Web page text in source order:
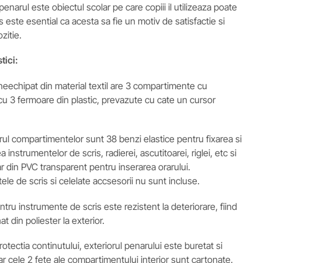
este obiectul scolar pe care copiii il utilizeaza poate
este esential ca acesta sa fie un motiv de satisfactie si
din material textil are 3 compartimente cu
3 fermoare din plastic, prevazute cu cate un cursor
compartimentelor sunt 38 benzi elastice pentru fixarea si
instrumentelor de scris, radierei, ascutitoarei, riglei, etc si
din PVC transparent pentru inserarea orarului.
de scris si celelate accsesorii nu sunt incluse.
instrumente de scris este rezistent la deteriorare, fiind
din poliester la exterior.
continutului, exteriorul penarului este buretat si
cele 2 fete ale compartimentului interior sunt cartonate.